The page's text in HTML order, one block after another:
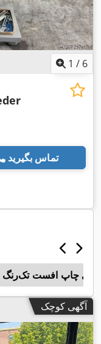
1 / 6
تماس بگیرید
چاپ افست تک‌رنگ
آگهی کوچک